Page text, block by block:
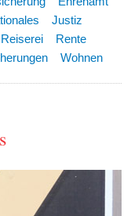
Justiz
Reiserei
Rente
Wohnen